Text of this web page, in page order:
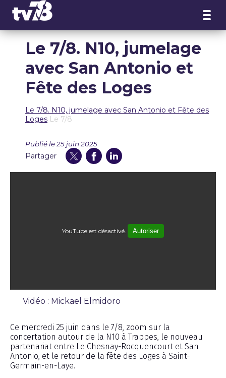
Le 7/8. N10, jumelage
avec San Antonio et
Fête des Loges
Le 7/8. N10, jumelage avec San Antonio et Fête des
Loges Le 7/8
Publié le 25 juin 2025
Partager
YouTube est désactivé. Autoriser
Vidéo : Mickael Elmidoro
Ce mercredi 25 juin dans le 7/8, zoom sur la
concertation autour de la N10 à Trappes, le nouveau
partenariat entre Le Chesnay-Rocquencourt et San
Antonio, et le retour de la fête des Loges à Saint-
Germain-en-Laye.
Panneau de gestion des cookies